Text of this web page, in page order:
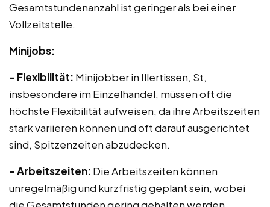
Gesamtstundenanzahl ist geringer als bei einer
Vollzeitstelle.
Minijobs:
– Flexibilität: Minijobber in Illertissen, St,
insbesondere im Einzelhandel, müssen oft die
höchste Flexibilität aufweisen, da ihre Arbeitszeiten
stark variieren können und oft darauf ausgerichtet
sind, Spitzenzeiten abzudecken.
– Arbeitszeiten: Die Arbeitszeiten können
unregelmäßig und kurzfristig geplant sein, wobei